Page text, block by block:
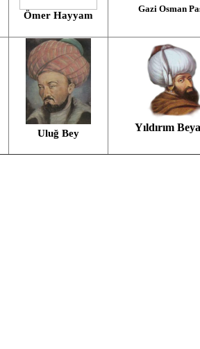
Ömer Hayyam
Gazi Osman
Uluğ Bey Yıldırım